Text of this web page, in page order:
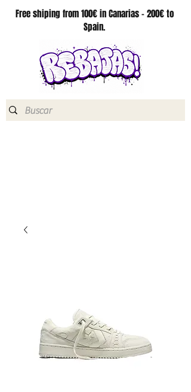
Free shiping from 100€ in Canarias - 200€ to
Spain.